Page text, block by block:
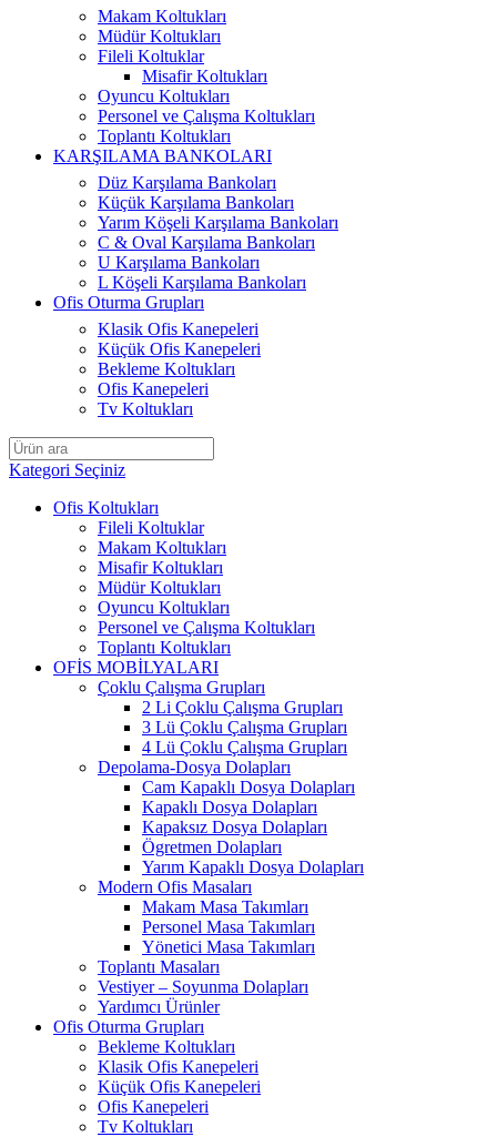
Makam Koltukları
Müdür Koltukları
Fileli Koltuklar
Misafir Koltukları
Oyuncu Koltukları
Personel ve Çalışma Koltukları
Toplantı Koltukları
KARŞILAMA BANKOLARI
Düz Karşılama Bankoları
Küçük Karşılama Bankoları
Yarım Köşeli Karşılama Bankoları
C & Oval Karşılama Bankoları
U Karşılama Bankoları
L Köşeli Karşılama Bankoları
Ofis Oturma Grupları
Klasik Ofis Kanepeleri
Küçük Ofis Kanepeleri
Bekleme Koltukları
Ofis Kanepeleri
Tv Koltukları
Kategori Seçiniz
Ofis Koltukları
Fileli Koltuklar
Makam Koltukları
Misafir Koltukları
Müdür Koltukları
Oyuncu Koltukları
Personel ve Çalışma Koltukları
Toplantı Koltukları
OFİS MOBİLYALARI
Çoklu Çalışma Grupları
2 Li Çoklu Çalışma Grupları
3 Lü Çoklu Çalışma Grupları
4 Lü Çoklu Çalışma Grupları
Depolama-Dosya Dolapları
Cam Kapaklı Dosya Dolapları
Kapaklı Dosya Dolapları
Kapaksız Dosya Dolapları
Ögretmen Dolapları
Yarım Kapaklı Dosya Dolapları
Modern Ofis Masaları
Makam Masa Takımları
Personel Masa Takımları
Yönetici Masa Takımları
Toplantı Masaları
Vestiyer – Soyunma Dolapları
Yardımcı Ürünler
Ofis Oturma Grupları
Bekleme Koltukları
Klasik Ofis Kanepeleri
Küçük Ofis Kanepeleri
Ofis Kanepeleri
Tv Koltukları